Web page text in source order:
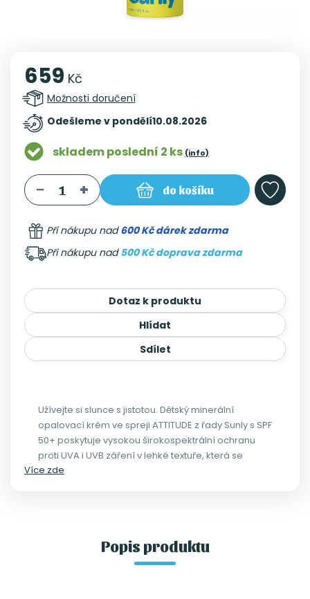
659 Kč
Možnosti doručení
Odešleme v pondělí10.08.2026
skladem poslední 2 ks (info)
do košíku
Při nákupu nad600 Kč dárek zdarma
Při nákupu nad 500 Kč doprava zdarma
Dotaz k produktu
Hlídat
Sdílet
Užívejte si slunce s jistotou. Dětský minerální
opalovací krém ve spreji ATTITUDE z řady Sunly s SPF
50+ poskytuje vysokou širokospektrální ochranu
proti UVA i UVB záření v lehké textuře, která se
snadno nanáší a nezanechává viditelný bílý film na
Více zde
Popis produktu